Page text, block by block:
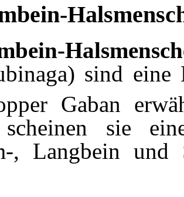
sind
Gaban
sie
, Langbein und